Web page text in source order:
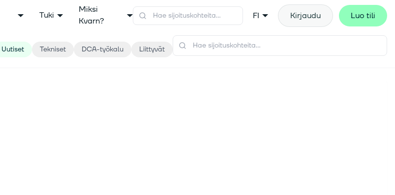
Tuki
Miksi
Kvarn?
FI Kirjaudu Luo tili
Uutiset Tekniset DCA-työkalu Liittyvät